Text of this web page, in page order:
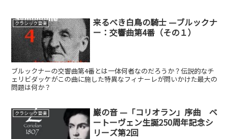
クラシック音楽
来るべき白鳥の騎士 —ブルックナ
ー：交響曲第4番（その１）
ブルックナーの交響曲第4番とは一体何者なのだろうか？伝説的なチ
ェリビダッケがこの曲に施した特異なフィナーレが問いかけた最大の
問題は何か？
クラシック音楽
巌の音 —「コリオラン」序曲 ベ
ートーヴェン生誕250周年記念シ
リーズ第2回